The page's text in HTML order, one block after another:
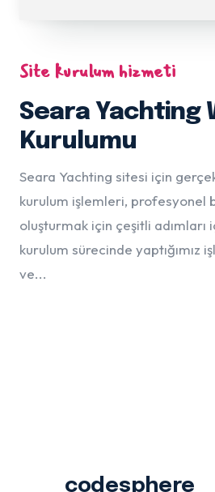
Site kurulum hizmeti
Seara Yachting
Kurulumu
Seara Yachting sitesi için
kurulum işlemleri, profesyonel
oluşturmak için çeşitli adımları
kurulum sürecinde yaptığımız
ve...
codesphere